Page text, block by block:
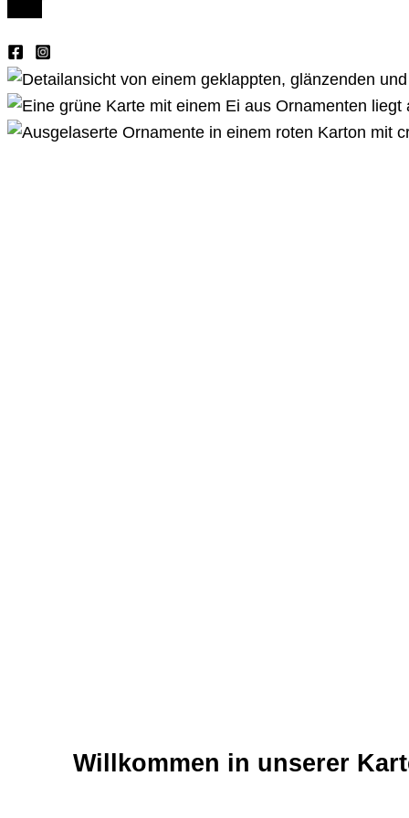
Willkommen in unserer